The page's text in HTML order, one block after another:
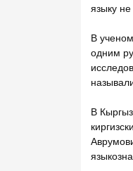
языку
В
одним
В